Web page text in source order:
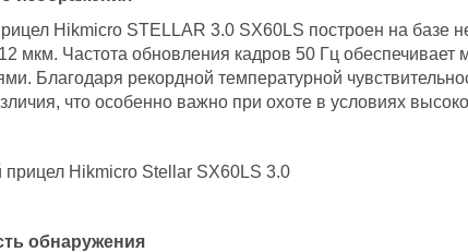
Hikmicro STELLAR 3.0 SX60LS построен на базе
мкм. Частота обновления кадров 50 Гц
Благодаря рекордной температурной
что особенно важно при охоте в условиях
обнаружения